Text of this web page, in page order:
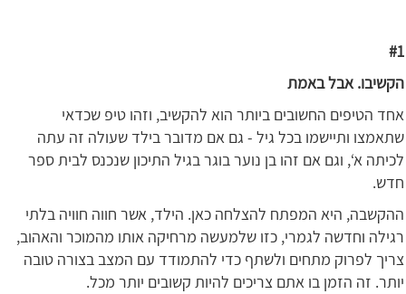
#1
הקשיבו. אבל באמת
אחד הטיפים החשובים ביותר הוא להקשיב, וזהו טיפ שכדאי
שתאמצו ותיישמו בכל גיל - גם אם מדובר בילד שעולה זה עתה
לכיתה א‘, וגם אם זהו בן נוער בוגר בגיל התיכון שנכנס לבית ספר
חדש.
ההקשבה, היא המפתח להצלחה כאן. הילד, אשר חווה חוויה בלתי
רגילה וחדשה לגמרי, כזו שלמעשה מרחיקה אותו מהמוכר והאהוב,
צריך לפרוק מתחים ולשתף כדי להתמודד עם המצב בצורה טובה
יותר. זה הזמן בו אתם צריכים להיות קשובים יותר מכל.